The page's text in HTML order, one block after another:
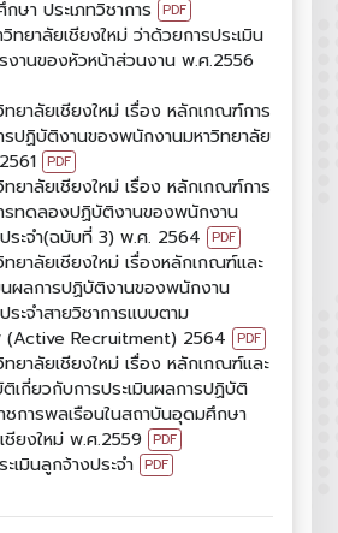
ษา ประเภทวิชาการ PDF
ทยาลัยเชียงใหม่ ว่าด้วยการประเมิน
งานของหัวหน้าส่วนงาน พ.ศ.2556
ทยาลัยเชียงใหม่ เรื่อง หลักเกณฑ์การ
รปฏิบัติงานของพนักงานมหาวิทยาลัย
PDF
ทยาลัยเชียงใหม่ เรื่อง หลักเกณฑ์การ
รทดลองปฏิบัติงานของพนักงาน
ระจำ(ฉบับที่ 3) พ.ศ. 2564 PDF
ทยาลัยเชียงใหม่ เรื่องหลักเกณฑ์และ
นผลการปฏิบัติงานของพนักงาน
ระจำสายวิชาการแบบตาม
(Active Recruitment) 2564 PDF
ทยาลัยเชียงใหม่ เรื่อง หลักเกณฑ์และ
เกี่ยวกับการประเมินผลการปฏิบัติ
ชการพลเรือนในสถาบันอุดมศึกษา
ชียงใหม่ พ.ศ.2559 PDF
เมินลูกจ้างประจำ PDF